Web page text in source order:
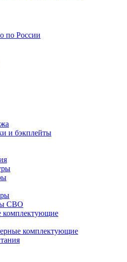
по России
и бэкплейты
СВО
комплектующие
комплектующие